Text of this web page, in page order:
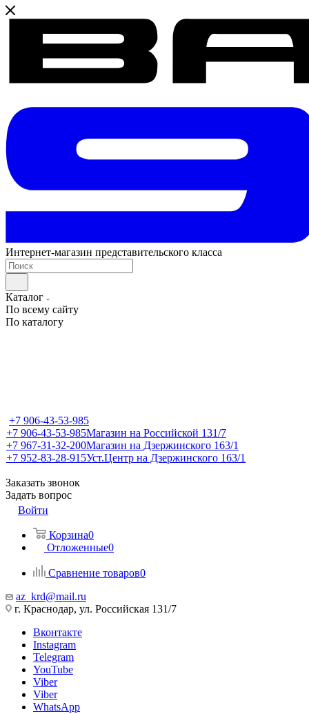
Интернет-магазин представительского класса
Каталог
По всему сайту
По каталогу
+7 906-43-53-985
+7 906-43-53-985Магазин на Российской 131/7
+7 967-31-32-200Магазин на Дзержинского 163/1
+7 952-83-28-915Уст.Центр на Дзержинского 163/1
Заказать звонок
Задать вопрос
Войти
Корзина0
Отложенные0
Сравнение товаров0
az_krd@mail.ru
г. Краснодар, ул. Российская 131/7
Вконтакте
Instagram
Telegram
YouTube
Viber
Viber
WhatsApp